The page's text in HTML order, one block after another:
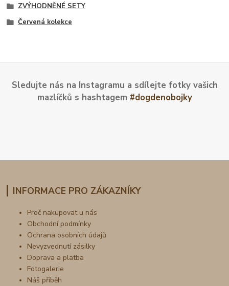
ZVÝHODNĚNÉ SETY
Červená kolekce
Sledujte nás na Instagramu a sdílejte fotky vašich
mazlíčků s hashtagem #dogdenobojky
INFORMACE PRO ZÁKAZNÍKY
Proč nakupovat u nás
Obchodní podmínky
Ochrana osobních údajů
Nevyzvednutí zásilky
Doprava a platba
Fotogalerie
Náš příběh